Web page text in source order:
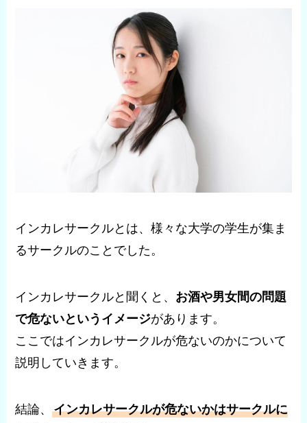
インカレサークルとは、様々な大学の学生が集ま
るサークルのことでした。
インカレサークルと聞くと、 お酒や男女間の問題
で危ないというイメージがあります。
ここではインカレサークルが危ないのかについて
説明していきます。
結論、インカレサークルが危ないかはサークルに